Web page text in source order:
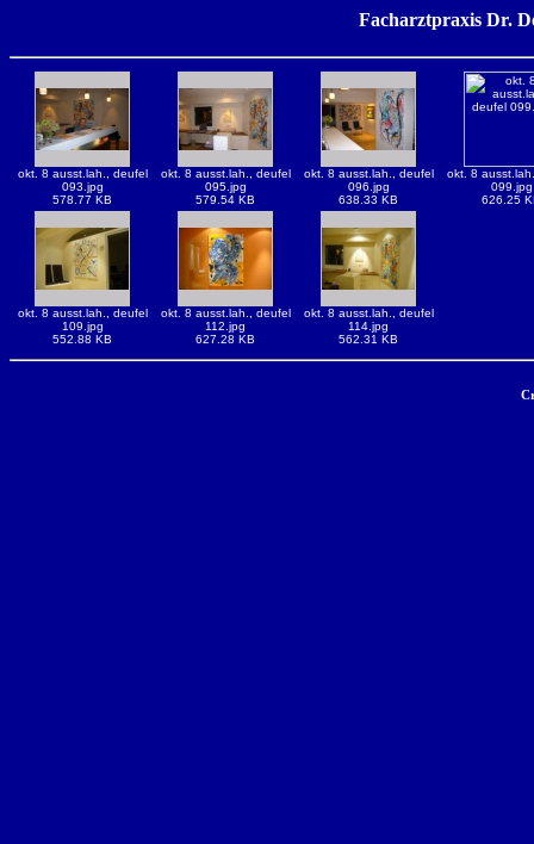
Facharztpraxis Dr.
okt. 8 ausst.lah., deufel
093.jpg
578.77 KB
okt. 8 ausst.lah., deufel
095.jpg
579.54 KB
okt. 8 ausst.lah., deufel
096.jpg
638.33 KB
okt. 8
099.jpg
626.25
okt. 8 ausst.lah., deufel
109.jpg
552.88 KB
okt. 8 ausst.lah., deufel
112.jpg
627.28 KB
okt. 8 ausst.lah., deufel
114.jpg
562.31 KB